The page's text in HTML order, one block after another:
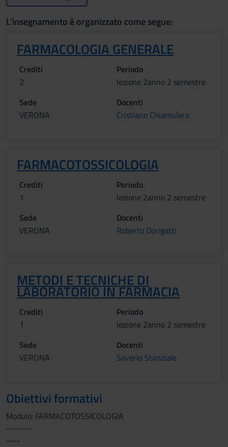
L'insegnamento è organizzato come segue:
FARMACOLOGIA GENERALE
Crediti
2
Periodo
lezione 2anno 2 semestre
Sede
VERONA
Docenti
Cristiano Chiamulera
FARMACOTOSSICOLOGIA
Crediti
1
Periodo
lezione 2anno 2 semestre
Sede
VERONA
Docenti
Roberto Dorigatti
METODI E TECNICHE DI
LABORATORIO IN FARMACIA
Crediti
1
Periodo
lezione 2anno 2 semestre
Sede
VERONA
Docenti
Saverio Stanziale
Obiettivi formativi
Modulo: FARMACOTOSSICOLOGIA
-------
----